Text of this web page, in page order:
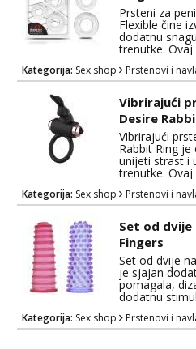
Prsteni za
Flexible čine
dodatnu
trenutke.
dizajnirana
seksualnu
za oba
za stvaranje
sposobnost
Kategorija: Sex shop Prstenovi i
Vibrirajući
Desire
Vibrirajući
Rabbit Ring
unijeti strast i
trenutke. Ovaj
zadovoljstvo
seksualnih
atributa ovog
sposobnost
stimulaciju.
pruža ...
Kategorija: Sex shop Prstenovi i
Set od dvije
Fingers
Set od dvije
je sjajan
pomagala,
dodatnu
za prste koje
navlake za
Kategorija: Sex shop Prstenovi i